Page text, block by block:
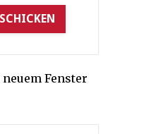
Fenster